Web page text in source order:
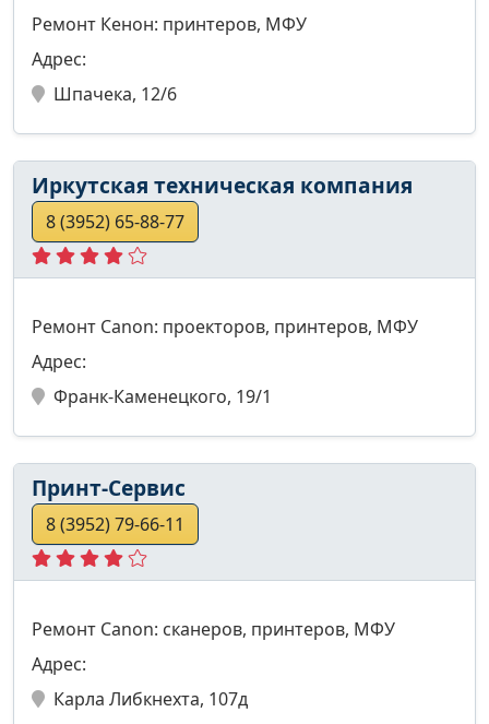
Ремонт Кенон: принтеров, МФУ
Адрес:
Шпачека, 12/6
Иркутская техническая компания
8 (3952) 65-88-77
Ремонт Canon: проекторов, принтеров, МФУ
Адрес:
Франк-Каменецкого, 19/1
Принт-Сервис
8 (3952) 79-66-11
Ремонт Canon: сканеров, принтеров, МФУ
Адрес:
Карла Либкнехта, 107д